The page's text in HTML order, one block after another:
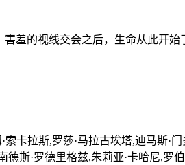
羞的视线交会之后，生命从此开
卡拉斯,罗莎·马拉古埃塔,迪马斯·
斯·罗德里格兹,朱莉亚·卡哈尼,罗